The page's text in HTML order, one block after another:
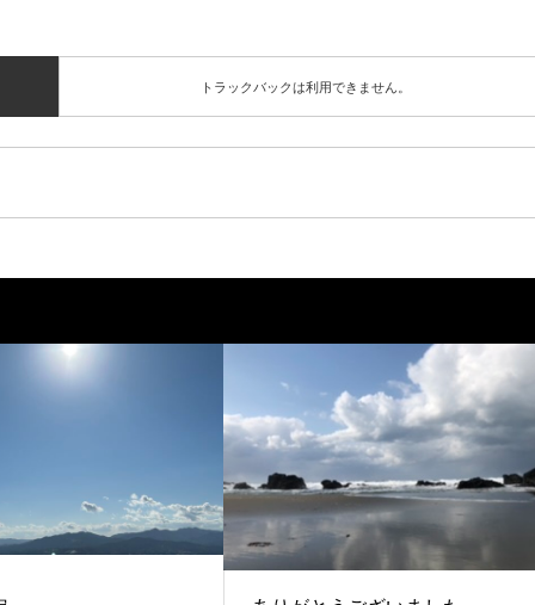
トラックバックは利用できません。